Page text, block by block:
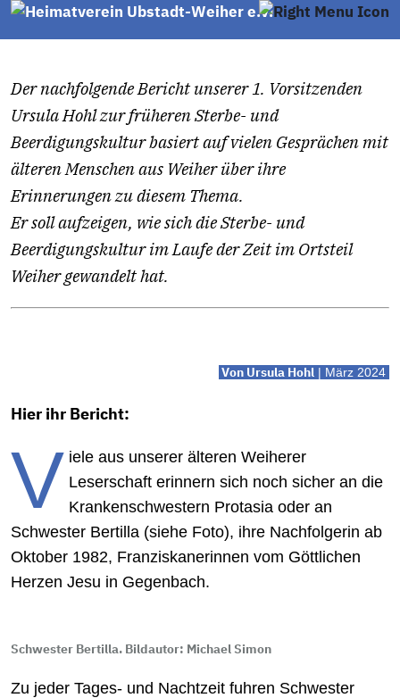
Leichenhalle hatte
Der nachfolgende Bericht unserer 1. Vorsitzenden
Ursula Hohl zur früheren Sterbe- und
Beerdigungskultur basiert auf vielen Gesprächen mit
älteren Menschen aus Weiher über ihre
Erinnerungen zu diesem Thema.
Er soll aufzeigen, wie sich die Sterbe- und
Beerdigungskultur im Laufe der Zeit im Ortsteil
Weiher gewandelt hat.
Von Ursula Hohl | März 2024
Hier ihr Bericht:
V iele aus unserer älteren Weiherer
Leserschaft erinnern sich noch sicher an die
Krankenschwestern Protasia oder an
Schwester Bertilla (siehe Foto), ihre Nachfolgerin ab
Oktober 1982, Franziskanerinnen vom Göttlichen
Herzen Jesu in Gegenbach.
Schwester Bertilla. Bildautor: Michael Simon
Zu jeder Tages- und Nachtzeit fuhren Schwester